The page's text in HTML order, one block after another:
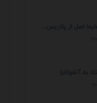
آنفولانزا